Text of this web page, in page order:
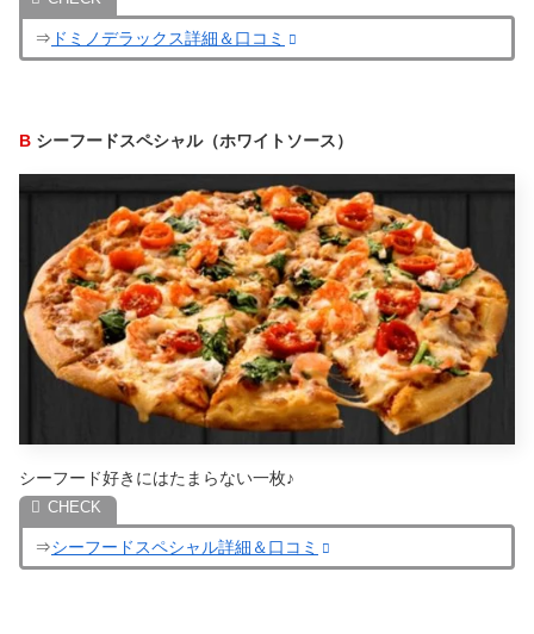
⇒ ドミノデラックス詳細＆口コミ
B シーフードスペシャル（ホワイトソース）
シーフード好きにはたまらない一枚♪
⇒シーフードスペシャル詳細＆口コミ